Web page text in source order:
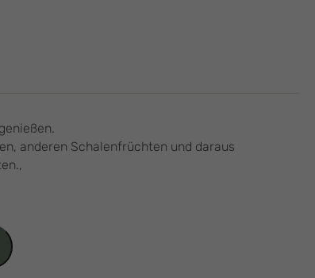
anderen Schalenfrüchten und daraus